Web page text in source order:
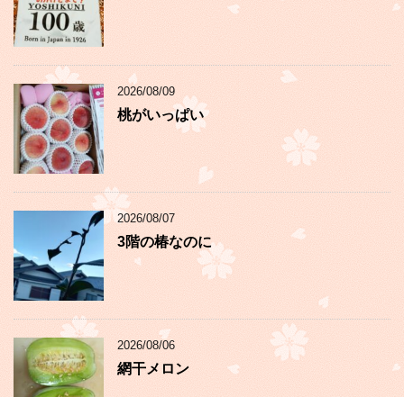
2026/08/09
桃がいっぱい
2026/08/07
3階の椿なのに
2026/08/06
網干メロン